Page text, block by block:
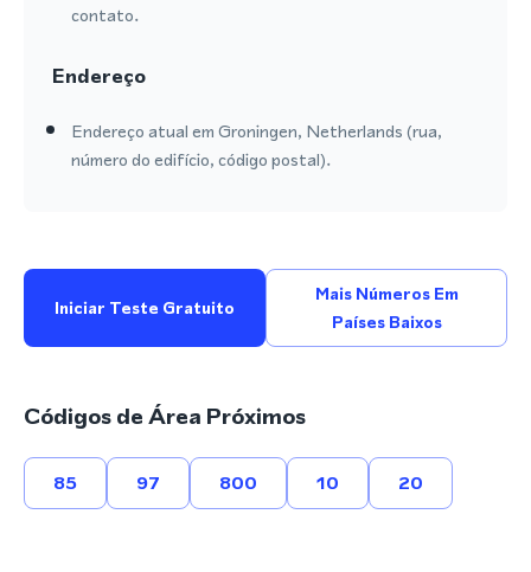
contato.
Endereço
Endereço atual em Groningen, Netherlands (rua,
número do edifício, código postal).
Iniciar Teste Gratuito
Mais Números Em
Países Baixos
Códigos de Área Próximos
85 97 800 10 20